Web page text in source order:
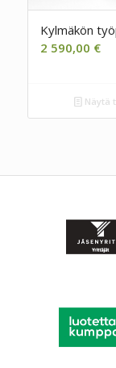
Kylmäkön
2 590,00 €
Näytä